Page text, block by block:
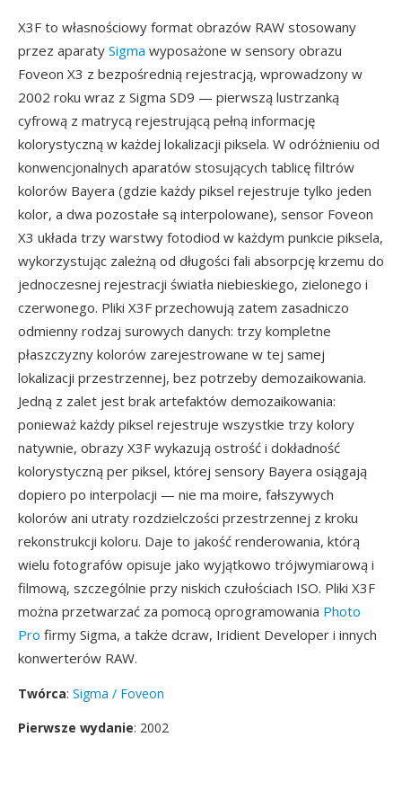
X3F to własnościowy format obrazów RAW stosowany
przez aparaty Sigma wyposażone w sensory obrazu
Foveon X3 z bezpośrednią rejestracją, wprowadzony w
2002 roku wraz z Sigma SD9 — pierwszą lustrzanką
cyfrową z matrycą rejestrującą pełną informację
kolorystyczną w każdej lokalizacji piksela. W odróżnieniu od
konwencjonalnych aparatów stosujących tablicę filtrów
kolorów Bayera (gdzie każdy piksel rejestruje tylko jeden
kolor, a dwa pozostałe są interpolowane), sensor Foveon
X3 układa trzy warstwy fotodiod w każdym punkcie piksela,
wykorzystując zależną od długości fali absorpcję krzemu do
jednoczesnej rejestracji światła niebieskiego, zielonego i
czerwonego. Pliki X3F przechowują zatem zasadniczo
odmienny rodzaj surowych danych: trzy kompletne
płaszczyzny kolorów zarejestrowane w tej samej
lokalizacji przestrzennej, bez potrzeby demozaikowania.
Jedną z zalet jest brak artefaktów demozaikowania:
ponieważ każdy piksel rejestruje wszystkie trzy kolory
natywnie, obrazy X3F wykazują ostrość i dokładność
kolorystyczną per piksel, której sensory Bayera osiągają
dopiero po interpolacji — nie ma moire, fałszywych
kolorów ani utraty rozdzielczości przestrzennej z kroku
rekonstrukcji koloru. Daje to jakość renderowania, którą
wielu fotografów opisuje jako wyjątkowo trójwymiarową i
filmową, szczególnie przy niskich czułościach ISO. Pliki X3F
można przetwarzać za pomocą oprogramowania Photo
Pro firmy Sigma, a także dcraw, Iridient Developer i innych
konwerterów RAW.
Twórca: Sigma / Foveon
Pierwsze wydanie: 2002